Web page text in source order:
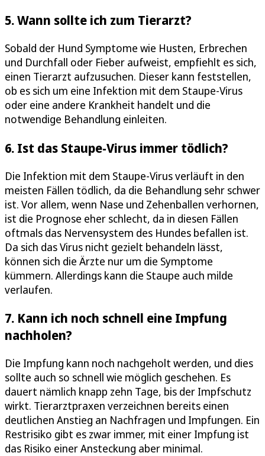
5. Wann sollte ich zum Tierarzt?
Sobald der Hund Symptome wie Husten, Erbrechen
und Durchfall oder Fieber aufweist, empfiehlt es sich,
einen Tierarzt aufzusuchen. Dieser kann feststellen,
ob es sich um eine Infektion mit dem Staupe-Virus
oder eine andere Krankheit handelt und die
notwendige Behandlung einleiten.
6. Ist das Staupe-Virus immer tödlich?
Die Infektion mit dem Staupe-Virus verläuft in den
meisten Fällen tödlich, da die Behandlung sehr schwer
ist. Vor allem, wenn Nase und Zehenballen verhornen,
ist die Prognose eher schlecht, da in diesen Fällen
oftmals das Nervensystem des Hundes befallen ist.
Da sich das Virus nicht gezielt behandeln lässt,
können sich die Ärzte nur um die Symptome
kümmern. Allerdings kann die Staupe auch milde
verlaufen.
7. Kann ich noch schnell eine Impfung
nachholen?
Die Impfung kann noch nachgeholt werden, und dies
sollte auch so schnell wie möglich geschehen. Es
dauert nämlich knapp zehn Tage, bis der Impfschutz
wirkt. Tierarztpraxen verzeichnen bereits einen
deutlichen Anstieg an Nachfragen und Impfungen. Ein
Restrisiko gibt es zwar immer, mit einer Impfung ist
das Risiko einer Ansteckung aber minimal.